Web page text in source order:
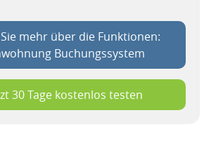
mehr über die Funktionen:
Buchungssystem
30 Tage kostenlos testen